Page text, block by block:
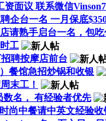
面议 联系微信
企台一名 一月保底
请熟手启台一名，包吃
工
聘按摩店前台
餐馆急招炒锅和收银
末工！
名， 有经验者优先
尚中餐请中英文经验收